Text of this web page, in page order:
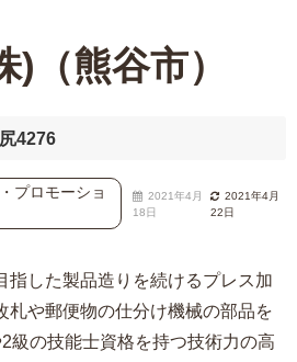
)（熊谷市）
4276
プロモーショ
2021年4月
18日
2021年4月
22日
指した製品造りを続けるプレス加
札や郵便物の仕分け機械の部品を
級の技能士資格を持つ技術力の高